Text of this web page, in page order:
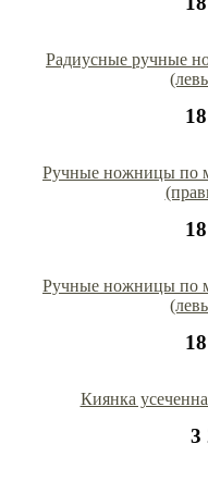
Радиусные ручные
Ручные ножницы по
Ручные ножницы по
Киянка
3